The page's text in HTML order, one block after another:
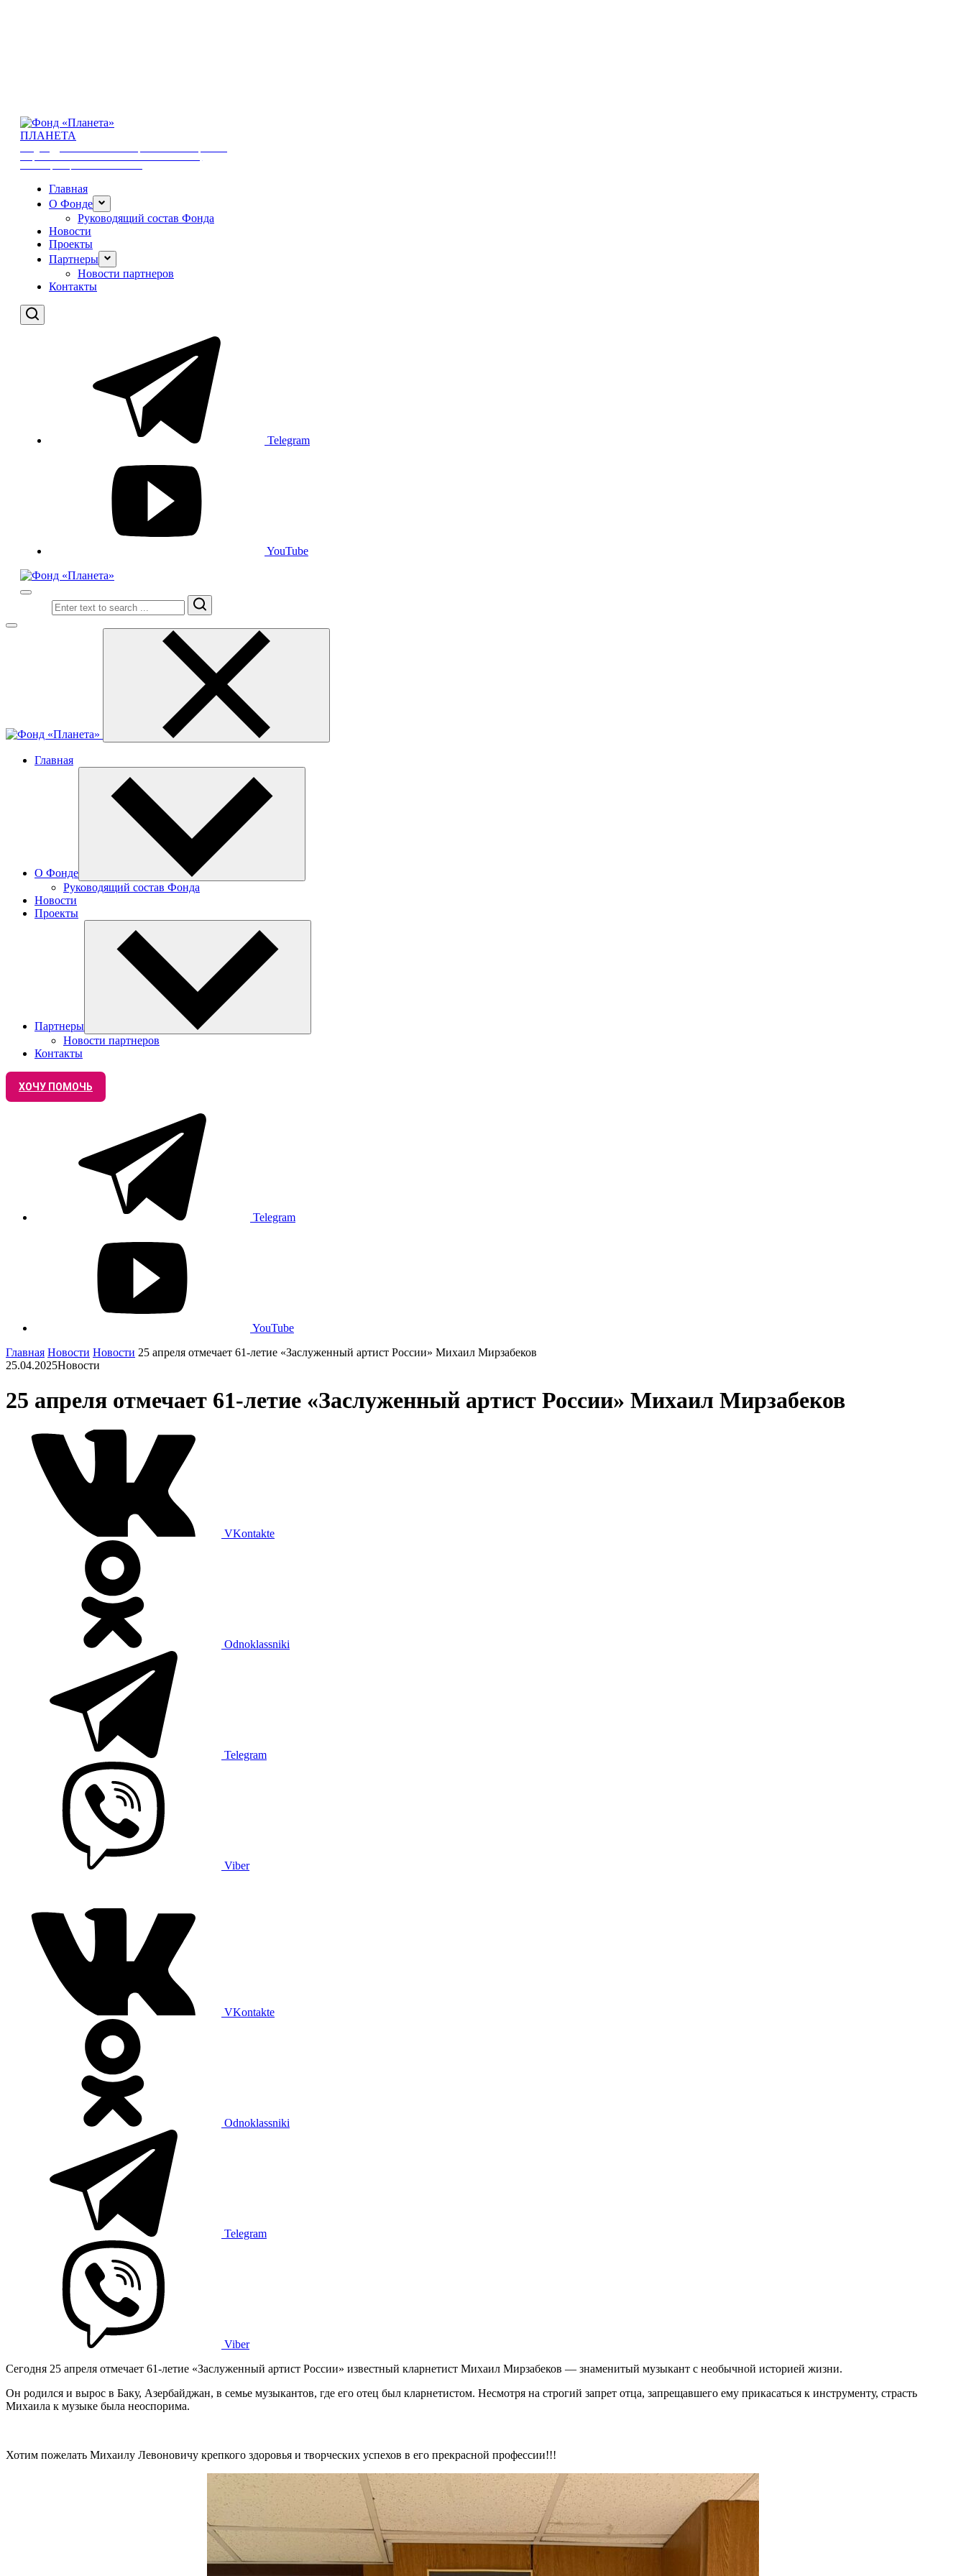
ПЛАНЕТА
Главная
О Фонде
Руководящий состав Фонда
Новости
Проекты
Партнеры
Новости партнеров
Контакты
Telegram
YouTube
Search
Главная
О Фонде
Руководящий состав Фонда
Новости
Проекты
Партнеры
Новости партнеров
Контакты
ХОЧУ ПОМОЧЬ
Telegram
YouTube
Главная Новости Новости 25 апреля отмечает 61-летие «Заслуженный артист России» Михаил Мирзабеков
25.04.2025Новости
25 апреля отмечает 61-летие «Заслуженный артист России» Михаил Мирзабеков
VKontakte
Odnoklassniki
Telegram
Viber
VKontakte
Odnoklassniki
Telegram
Viber
Сегодня 25 апреля отмечает 61-летие «Заслуженный артист России» известный кларнетист Михаил Мирзабеков — знаменитый музыкант с необычной историей жизни.
Он родился и вырос в Баку, Азербайджан, в семье музыкантов, где его отец был кларнетистом. Несмотря на строгий запрет отца, запрещавшего ему прикасаться к инструменту, страсть
Михаила к музыке была неоспорима.
Хотим пожелать Михаилу Левоновичу крепкого здоровья и творческих успехов в его прекрасной профессии!!!